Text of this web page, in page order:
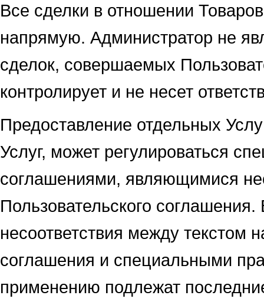
Все сделки в отношении
напрямую. Администратор не
сделок, совершаемых
контролирует и не несет
Предоставление отдельных
Услуг, может регулироваться
соглашениями, являющимися
Пользовательского
несоответствия между текстом
соглашения и специальными
применению подлежат